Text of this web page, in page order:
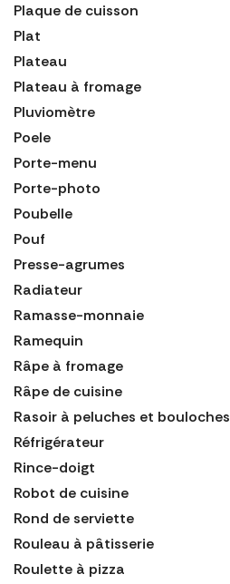
Plaque de cuisson
Plat
Plateau
Plateau à fromage
Pluviomètre
Poele
Porte-menu
Porte-photo
Poubelle
Pouf
Presse-agrumes
Radiateur
Ramasse-monnaie
Ramequin
Râpe à fromage
Râpe de cuisine
Rasoir à peluches et bouloches
Réfrigérateur
Rince-doigt
Robot de cuisine
Rond de serviette
Rouleau à pâtisserie
Roulette à pizza